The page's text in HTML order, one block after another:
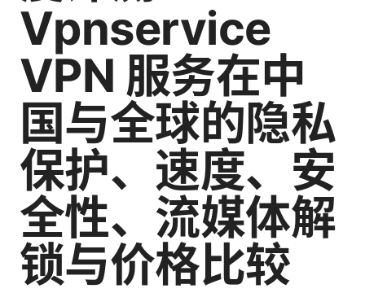
Vpnservice
VPN 服务在中
国与全球的隐私
保护、速度、安
全性、流媒体解
锁与价格比较